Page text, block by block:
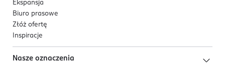
Ekspansja
Biuro prasowe
Złóż ofertę
Inspiracje
Nasze oznaczenia